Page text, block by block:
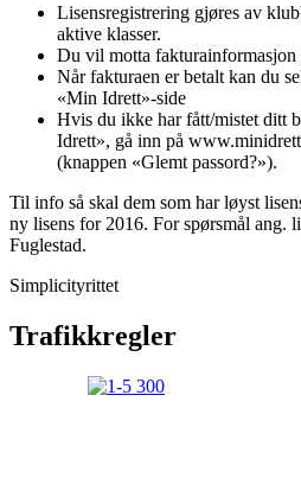
Lisensregistrering gjøres av
aktive klasser.
Du vil motta fakturainformasjon
Når fakturaen er betalt kan du
«Min Idrett»-side
Hvis du ikke har fått/mistet ditt
Idrett», gå inn på
(knappen «Glemt passord?»).
Til info så skal dem som har løyst
ny lisens for 2016. For spørsmål ang.
Fuglestad.
Simplicityrittet
Trafikkregler